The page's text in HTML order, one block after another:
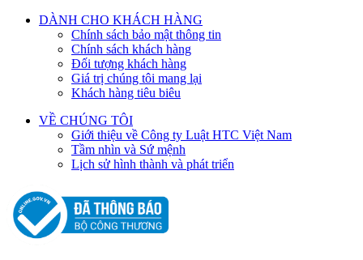
DÀNH CHO KHÁCH HÀNG
Chính sách bảo mật thông tin
Chính sách khách hàng
Đối tượng khách hàng
Giá trị chúng tôi mang lại
Khách hàng tiêu biêu
VỀ CHÚNG TÔI
Giới thiệu về Công ty Luật HTC Việt Nam
Tầm nhìn và Sứ mệnh
Lịch sử hình thành và phát triển